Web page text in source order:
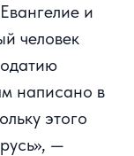
и
человек
написано в
этого
—